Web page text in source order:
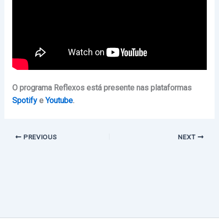
O programa Reflexos está presente nas plataformas
SpotifyeYoutube.
PREVIOUS NEXT